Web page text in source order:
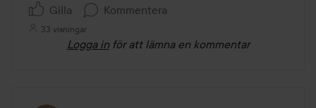
Gilla Kommentera
33 visningar
Logga in för att lämna en kommentar